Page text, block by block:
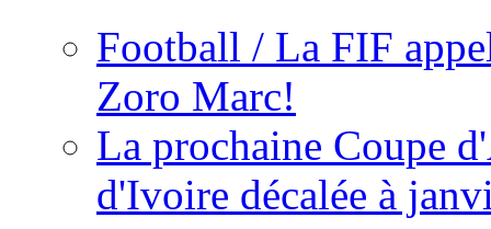
Football / La FIF
Zoro Marc!
La prochaine Coupe
d'Ivoire décalée à